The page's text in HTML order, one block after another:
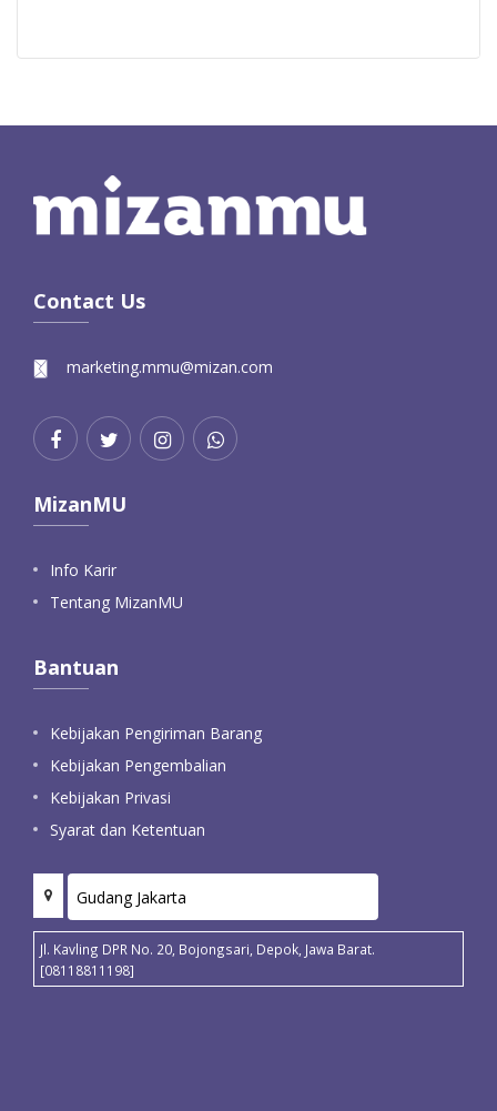
Contact Us
marketing.mmu@mizan.com
MizanMU
Info Karir
Tentang MizanMU
Bantuan
Kebijakan Pengiriman Barang
Kebijakan Pengembalian
Kebijakan Privasi
Syarat dan Ketentuan
Jl. Kavling DPR No. 20, Bojongsari, Depok, Jawa Barat.
[08118811198]